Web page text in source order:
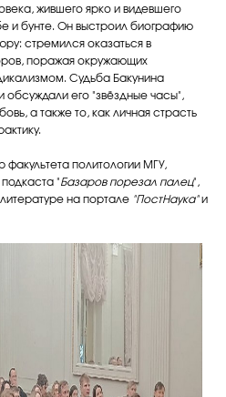
жившего ярко и видевшего
и бунте. Он выстроил биографию
стремился оказаться в
поражая окружающих
Судьба Бакунина
обсуждали его "звёздные часы",
а также то, как личная страсть
политологии МГУ,
"Базаров порезал палец",
на портале "ПостНаука"и